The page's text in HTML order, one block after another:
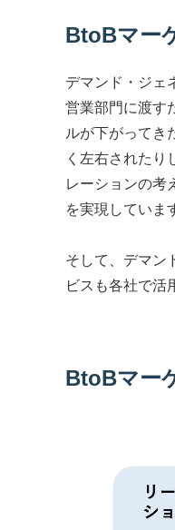
BtoBマー
デマンド・ジェ
営業部門に渡す
ルが下がってき
く左右されたり
レーションの考
を実現していま
そして、デマン
ビスも各社で活
BtoBマー